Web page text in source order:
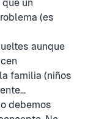
un
(es
aunque
familia (niños
debemos